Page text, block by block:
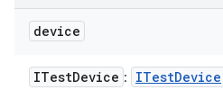
device
ITestDevice : ITestDevice